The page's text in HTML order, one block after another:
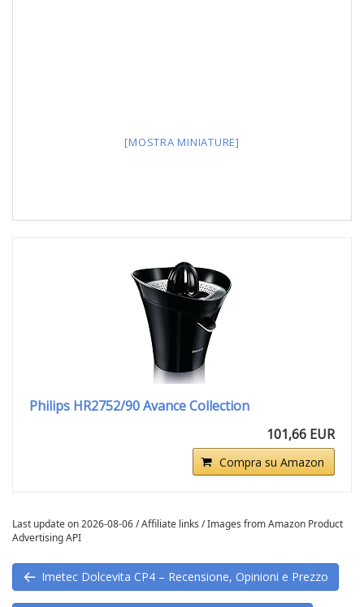
[MOSTRA MINIATURE]
Philips HR2752/90 Avance Collection
101,66 EUR
Compra su Amazon
Last update on 2026-08-06 / Affiliate links / Images from Amazon Product
Advertising API
Imetec Dolcevita CP4 – Recensione, Opinioni e Prezzo